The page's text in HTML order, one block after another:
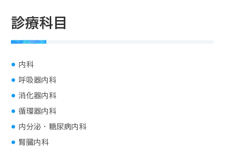
診療科目
内科
呼吸器内科
消化器内科
循環器内科
内分泌・糖尿病内科
腎臓内科